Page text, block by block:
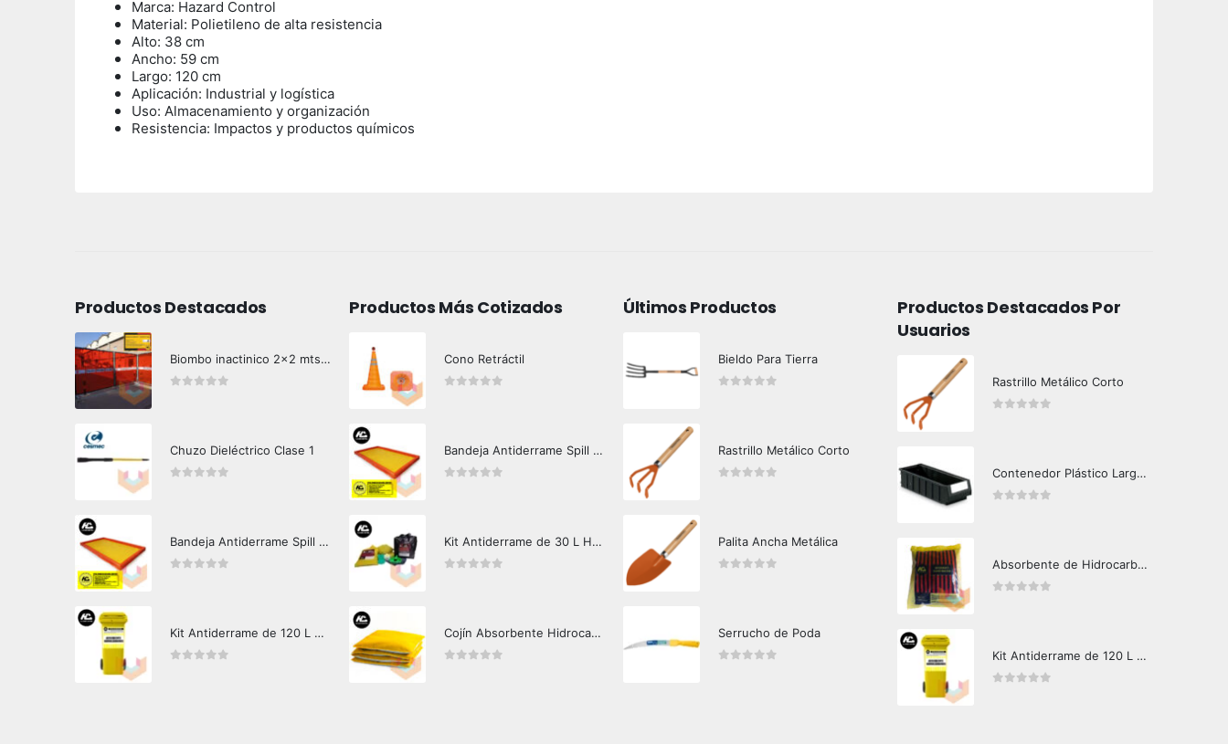
Marca: Hazard Control
Material: Polietileno de alta resistencia
Alto: 38 cm
Ancho: 59 cm
Largo: 120 cm
Aplicación: Industrial y logística
Uso: Almacenamiento y organización
Resistencia: Impactos y productos químicos
Productos Destacados
Biombo inactinico 2x2 mts Hazard Control
Chuzo Dieléctrico Clase 1
Bandeja Antiderrame Spill Barrier 346 litros Certificada
Kit Antiderrame de 120 L Hazard Control (Hidrocarburos - Biodegradable)
Productos Más Cotizados
Cono Retráctil
Bandeja Antiderrame Spill Barrier 117 lts Certificada
Kit Antiderrame de 30 L Hazard Control (Hidrocarburos - Biodegradable)
Cojín Absorbente Hidrocarburos Hazard Control
Últimos Productos
Bieldo Para Tierra
Rastrillo Metálico Corto
Palita Ancha Metálica
Serrucho de Poda
Productos Destacados Por
Usuarios
Rastrillo Metálico Corto
Contenedor Plástico Largo 501606
Absorbente de Hidrocarburos Hazard Control 1kg
Kit Antiderrame de 120 L Hazard Control (Hidrocarburos - Biodegradable)